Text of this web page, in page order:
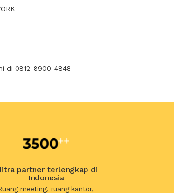
di 0812-8900-4848
partner terlengkap di
Indonesia
meeting, ruang kantor,